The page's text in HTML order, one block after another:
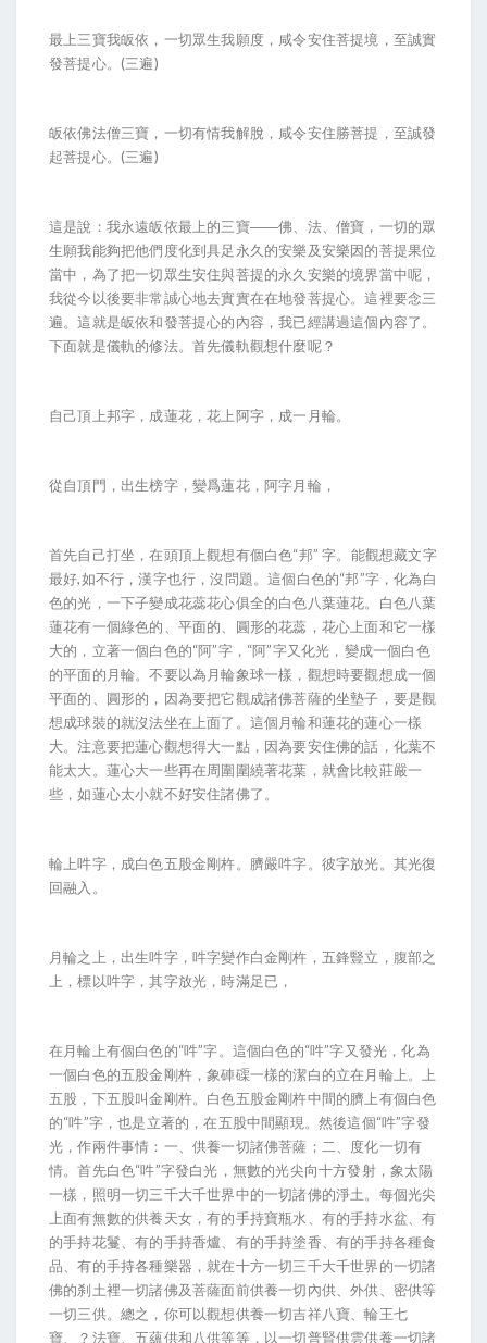
最上三寶我皈依，一切眾生我願度，咸令安住菩提境，至誠實
發菩提心。(三遍)
皈依佛法僧三寶，一切有情我解脫，咸令安住勝菩提，至誠發
起菩提心。(三遍)
這是說：我永遠皈依最上的三寶――佛、法、僧寶，一切的眾
生願我能夠把他們度化到具足永久的安樂及安樂因的菩提果位
當中，為了把一切眾生安住與菩提的永久安樂的境界當中呢，
我從今以後要非常誠心地去實實在在地發菩提心。這裡要念三
遍。這就是皈依和發菩提心的內容，我已經講過這個內容了。
下面就是儀軌的修法。首先儀軌觀想什麼呢？
自己頂上邦字，成蓮花，花上阿字，成一月輪。
從自頂門，出生榜字，變爲蓮花，阿字月輪，
首先自己打坐，在頭頂上觀想有個白色“邦” 字。能觀想藏文字
最好,如不行，漢字也行，沒問題。這個白色的“邦”字，化為白
色的光，一下子變成花蕊花心俱全的白色八葉蓮花。白色八葉
蓮花有一個綠色的、平面的、圓形的花蕊，花心上面和它一樣
大的，立著一個白色的“阿”字，“阿”字又化光，變成一個白色
的平面的月輪。不要以為月輪象球一樣，觀想時要觀想成一個
平面的、圓形的，因為要把它觀成諸佛菩薩的坐墊子，要是觀
想成球裝的就沒法坐在上面了。這個月輪和蓮花的蓮心一樣
大。注意要把蓮心觀想得大一點，因為要安住佛的話，化葉不
能太大。蓮心大一些再在周圍圍繞著花葉，就會比較莊嚴一
些，如蓮心太小就不好安住諸佛了。
輪上吽字，成白色五股金剛杵。臍嚴吽字。彼字放光。其光復
回融入。
月輪之上，出生吽字，吽字變作白金剛杵，五鋒豎立，腹部之
上，標以吽字，其字放光，時滿足已，
在月輪上有個白色的“吽”字。這個白色的“吽”字又發光，化為
一個白色的五股金剛杵，象硨磲一樣的潔白的立在月輪上。上
五股，下五股叫金剛杵。白色五股金剛杵中間的臍上有個白色
的“吽”字，也是立著的，在五股中間顯現。然後這個“吽”字發
光，作兩件事情：一、供養一切諸佛菩薩；二、度化一切有
情。首先白色“吽”字發白光，無數的光尖向十方發射，象太陽
一樣，照明一切三千大千世界中的一切諸佛的淨土。每個光尖
上面有無數的供養天女，有的手持寶瓶水、有的手持水盆、有
的手持花鬘、有的手持香爐、有的手持塗香、有的手持各種食
品、有的手持各種樂器，就在十方一切三千大千世界的一切諸
佛的刹土裡一切諸佛及菩薩面前供養一切內供、外供、密供等
一切三供。總之，你可以觀想供養一切吉祥八寶、輪王七
寶、？法寶、五蘊供和八供等等，以一切普賢供雲供養一切諸